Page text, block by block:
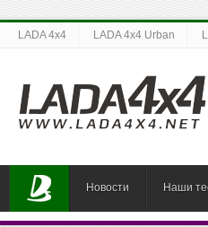
LADA 4x4 LADA 4x4 Urban
Новости Наши